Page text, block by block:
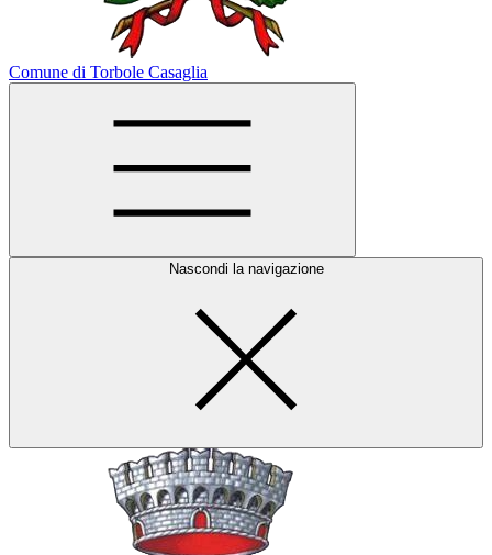
Comune di Torbole Casaglia
Nascondi la navigazione